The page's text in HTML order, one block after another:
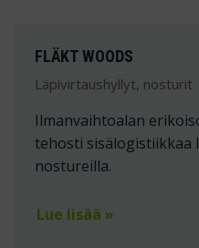
FLÄKT WOODS
Läpivirtaushyllyt, nosturit
Ilmanvaihtoalan
tehosti sisälogistiikkaa
nostureilla.
Lue lisää »